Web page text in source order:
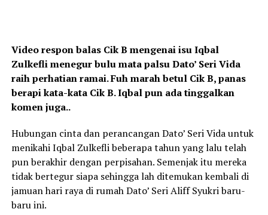
Video respon balas Cik B mengenai isu Iqbal
Zulkefli menegur bulu mata palsu Dato’ Seri Vida
raih perhatian ramai. Fuh marah betul Cik B, panas
berapi kata-kata Cik B. Iqbal pun ada tinggalkan
komen juga..
Hubungan cinta dan perancangan Dato’ Seri Vida untuk
menikahi Iqbal Zulkefli beberapa tahun yang lalu telah
pun berakhir dengan perpisahan. Semenjak itu mereka
tidak bertegur siapa sehingga lah ditemukan kembali di
jamuan hari raya di rumah Dato’ Seri Aliff Syukri baru-
baru ini.